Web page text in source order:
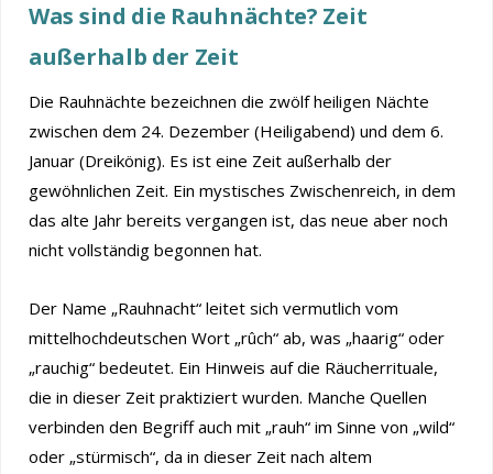
Was sind die Rauhnächte? Zeit
außerhalb der Zeit
Die Rauhnächte bezeichnen die zwölf heiligen Nächte
zwischen dem 24. Dezember (Heiligabend) und dem 6.
Januar (Dreikönig). Es ist eine Zeit außerhalb der
gewöhnlichen Zeit. Ein mystisches Zwischenreich, in dem
das alte Jahr bereits vergangen ist, das neue aber noch
nicht vollständig begonnen hat.
Der Name „Rauhnacht“ leitet sich vermutlich vom
mittelhochdeutschen Wort „rûch“ ab, was „haarig“ oder
„rauchig“ bedeutet. Ein Hinweis auf die Räucherrituale,
die in dieser Zeit praktiziert wurden. Manche Quellen
verbinden den Begriff auch mit „rauh“ im Sinne von „wild“
oder „stürmisch“, da in dieser Zeit nach altem